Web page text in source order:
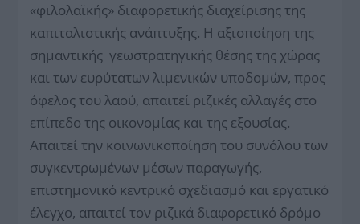
«φιλολαϊκής» διαφορετικής διαχείρισης της
καπιταλιστικής ανάπτυξης. Η αξιοποίηση της
σημαντικής γεωστρατηγικής θέσης της χώρας
και των ευρύτατων λιμενικών υποδομών, προς
όφελος του λαού, απαιτεί ριζικές αλλαγές στο
επίπεδο της οικονομίας και της εξουσίας.
Απαιτεί την κοινωνικοποίηση του συνόλου των
συγκεντρωμένων μέσων παραγωγής,
επιστημονικό κεντρικό σχεδιασμό και εργατικό
έλεγχο, απαιτεί τον ριζικά διαφορετικό δρόμο